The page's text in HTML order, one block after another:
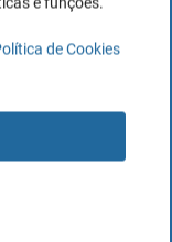
de Cookies
de
de